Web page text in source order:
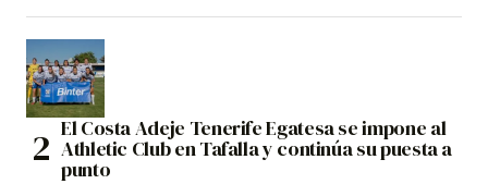
El Costa Adeje Tenerife Egatesa se impone al
Athletic Club en Tafalla y continúa su puesta a
punto